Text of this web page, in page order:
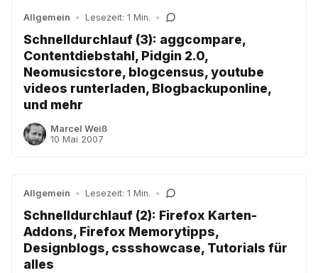
Allgemein • Lesezeit: 1 Min. •
Schnelldurchlauf (3): aggcompare,
Contentdiebstahl, Pidgin 2.0,
Neomusicstore, blogcensus, youtube
videos runterladen, Blogbackuponline,
und mehr
Marcel Weiß
10 Mai 2007
Allgemein • Lesezeit: 1 Min. •
Schnelldurchlauf (2): Firefox Karten-
Addons, Firefox Memorytipps,
Designblogs, cssshowcase, Tutorials für
alles